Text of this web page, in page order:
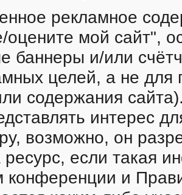
рекламное
оцените мой сайт",
баннеры и/или
целей, а не для
содержания
интеpес
возможно, он
ресурс, если такая
конференции и